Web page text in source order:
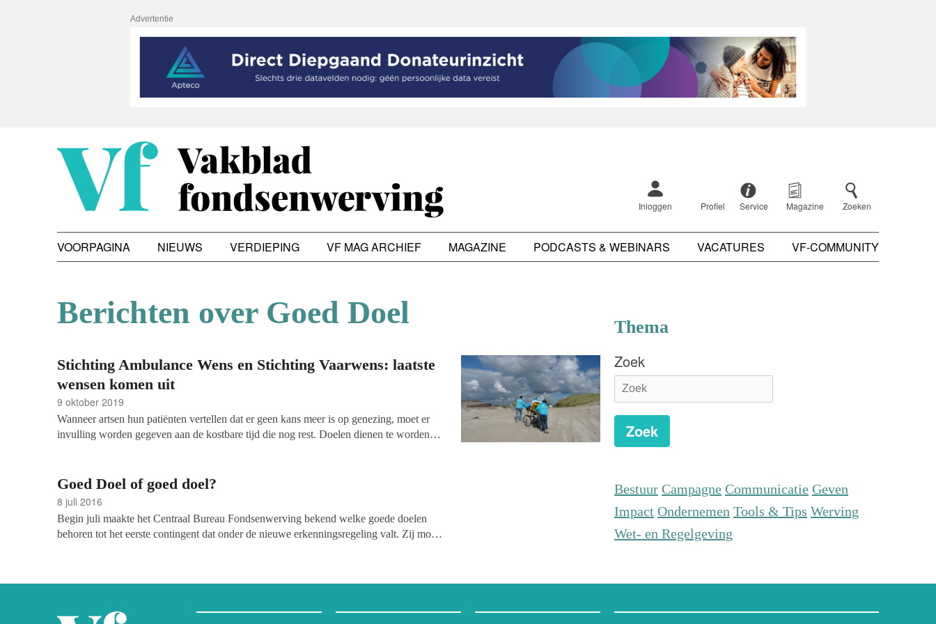
Advertentie
Inloggen Profiel Service Magazine Zoeken
VOORPAGINA NIEUWS VERDIEPING VF MAG ARCHIEF MAGAZINE PODCASTS & WEBINARS VACATURES VF-COMMUNITY
Berichten over Goed Doel
Stichting Ambulance Wens en Stichting Vaarwens: laatste
wensen komen uit
9 oktober 2019
Wanneer artsen hun patiënten vertellen dat er geen kans meer is op genezing, moet er
invulling worden gegeven aan de kostbare tijd die nog rest. Doelen dienen te worden
totaal om te gooien en laten inmiddels duizenden dromen uitkomen.
Goed Doel of goed doel?
8 juli 2016
Begin juli maakte het Centraal Bureau Fondsenwerving bekend welke goede doelen
behoren tot het eerste contingent dat onder de nieuwe erkenningsregeling valt. Zij mogen
Thema
Zoek
Zoek
Bestuur Campagne Communicatie Geven
Impact Ondernemen Tools & Tips Werving
Wet- en Regelgeving